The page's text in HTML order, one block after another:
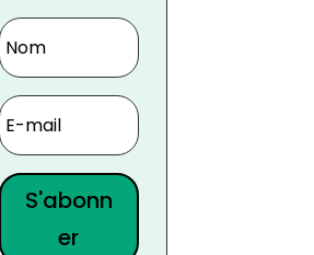
S'abonn
er